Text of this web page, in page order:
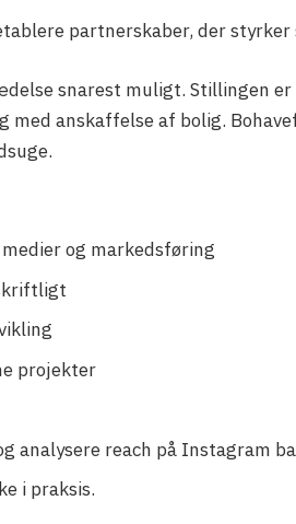
partnerskaber, der
snarest muligt. Stillingen er
med anskaffelse af bolig.
og markedsføring
projekter
analysere reach på Instagram
i praksis.